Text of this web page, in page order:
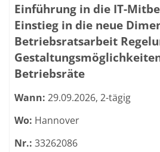
Einführung in die IT-
Einstieg in die neue
Betriebsratsarbeit
Betriebsräte
Wann: 29.09.2026, 2-tägig
Wo: Hannover
Nr.: 33262086